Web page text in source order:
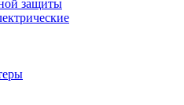
защиты